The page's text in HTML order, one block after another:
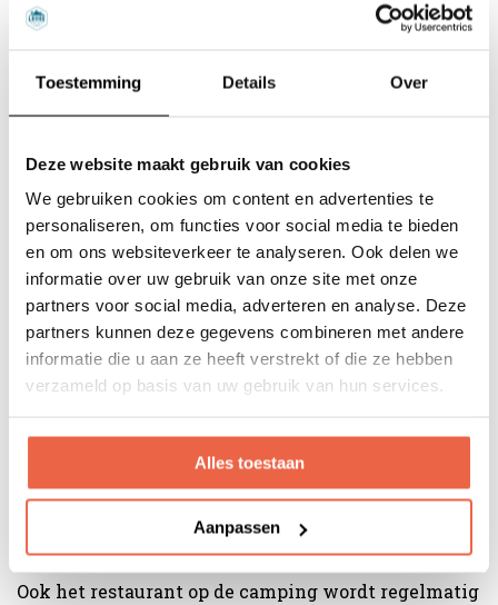
Toestemming Details Over
Deze website maakt gebruik van cookies
We gebruiken cookies om content en advertenties te
personaliseren, om functies voor social media te bieden
en om ons websiteverkeer te analyseren. Ook delen we
informatie over uw gebruik van onze site met onze
partners voor social media, adverteren en analyse. Deze
partners kunnen deze gegevens combineren met andere
informatie die u aan ze heeft verstrekt of die ze hebben
verzameld op basis van uw gebruik van hun services.
Alles toestaan
Aanpassen
indeling voelt logisch, de bedden zijn prettig en er
overdekte terras wordt vaak genoemd als favoriete
Meerdere gasten geven aan dat ze meer tijd bij hun
lodge doorbrachten dan vooraf gedacht. Niet omdat
er niets te doen is, maar omdat het simpelweg fijn is
om hier te zijn. Dat is precies wat glamping in San
Marino zo aantrekkelijk maakt.
Het restaurant op de camping
Ook het restaurant op de camping wordt regelmatig